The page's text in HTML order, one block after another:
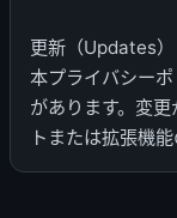
更新（Updates）
本プライバシー
があります。変
トまたは拡張機